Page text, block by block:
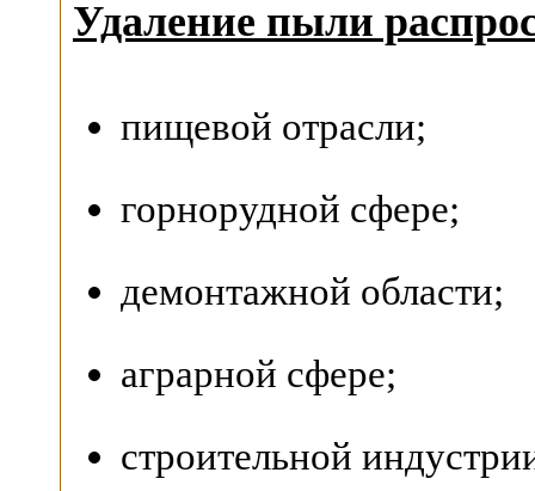
Удаление пыли
пищевой отрасли;
горнорудной сфере;
демонтажной области;
аграрной сфере;
строительной